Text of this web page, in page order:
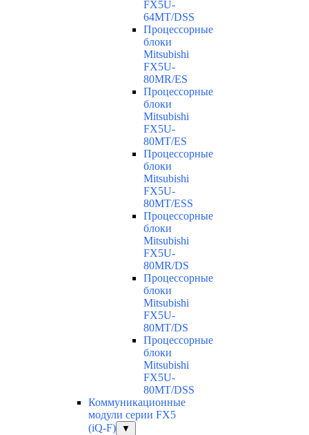
FX5U-
64MT/DSS
Процессорные
блоки
Mitsubishi
FX5U-
80MR/ES
Процессорные
блоки
Mitsubishi
FX5U-
80MT/ES
Процессорные
блоки
Mitsubishi
FX5U-
80MT/ESS
Процессорные
блоки
Mitsubishi
FX5U-
80MR/DS
Процессорные
блоки
Mitsubishi
FX5U-
80MT/DS
Процессорные
блоки
Mitsubishi
FX5U-
80MT/DSS
Коммуникационные
модули серии FX5
(iQ-F)
▼